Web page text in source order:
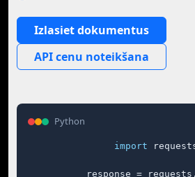
Izlasiet dokumentus
API cenu noteikšana
Python
import
response =